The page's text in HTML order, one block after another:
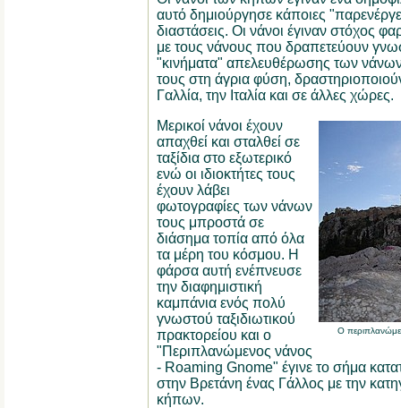
αυτό δημιούργησε κάποιες
διαστάσεις. Οι νάνοι έγιναν στόχος
με τους νάνους που δραπετεύουν
"κινήματα" απελευθέρωσης των
τους στη άγρια φύση,
Γαλλία, την Ιταλία και σε άλλες χώρες.
Ο
Μερικοί νάνοι έχουν
απαχθεί και σταλθεί σε
ταξίδια στο εξωτερικό
ενώ οι ιδιοκτήτες τους
έχουν λάβει
φωτογραφίες των νάνων
τους μπροστά σε
διάσημα τοπία από όλα
τα μέρη του κόσμου. Η
φάρσα αυτή ενέπνευσε
την διαφημιστική
καμπάνια ενός πολύ
γνωστού ταξιδιωτικού
πρακτορείου και ο
"Περιπλανώμενος νάνος
- Roaming Gnome" έγινε το σήμα
στην Βρετάνη ένας Γάλλος με την
κήπων.